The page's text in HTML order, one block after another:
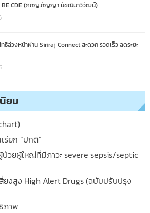
BE CDE (ภกญ.กัญญา มัชฌิมาวิวัฒน์)
ธิล่วงหน้าผ่าน Siriraj Connect สะดวก รวดเร็ว ลดระยะ
ยม
รียก “ปกติ”
วยผู้ใหญ่ที่มีภาวะ severe sepsis/septic
ยงสูง High Alert Drugs (ฉบับปรับปรุง
ภาพ